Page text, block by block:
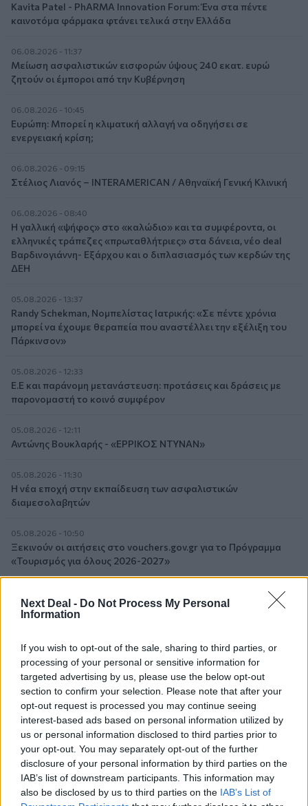
Next Deal - Do Not Process My Personal
Information
If you wish to opt-out of the sale, sharing to third parties, or
processing of your personal or sensitive information for
targeted advertising by us, please use the below opt-out
section to confirm your selection. Please note that after your
opt-out request is processed you may continue seeing
interest-based ads based on personal information utilized by
us or personal information disclosed to third parties prior to
your opt-out. You may separately opt-out of the further
disclosure of your personal information by third parties on the
IAB’s list of downstream participants. This information may
also be disclosed by us to third parties on the IAB’s List of
Kavita Patel - PhARMA Innovation Forum: Ένα στα πέντε
καινοτόμα φάρμακα φτάνει τελικά στην Ελλάδα
06.08.2026 - 11:37
Μείωση ασφαλιστικών εισφορών ύψους 240 εκατ. ευρώ
ζητούν οι έμποροι από την Κυβέρνηση
06.08.2026 - 10:45
Ευρώπη: Μπορεί η κλιματική αλλαγή να οδηγήσει σε
ενεργειακή κρίση;
06.08.2026 - 09:15
Στέλιος Λιανός – INTERAMERICAN / Αθηναϊκή Γενική Κλινική
06.08.2026 - 08:40
Η γαλλική «ψήφος» στο «καλώδιο» και τα συμφέροντα, οι
ελληνικές τράπεζες «πρωταθλήτριες» στα δάνεια, νέο deal
Βαρδινογιάννη- Εξάρχου και ο διπλασιασμός των κερδών της
ΔΕΗ
05.08.2026 - 13:37
Randy Schekman, Νομπελίστας Ιατρικής: «Σε πέντε χρόνια
μπορεί να έχουμε θεραπεία που αναστέλλει την εξέλιξη του
Πάρκινσον»
05.08.2026 - 12:33
Ε.Ε και παράνομη μετανάστευση: προτάσεις και δράσεις με
παρονομαστή το κοινό συμφέρον
05.08.2026 - 12:11
Αντώνης Βουκλαρής - «ΕΡΡΙΚΟΣ ΝΤΥΝΑΝ»
05.08.2026 - 11:30
Η νέα εποχή στην εκπαίδευση των ασφαλιστικών
διαμεσολαβητών
05.08.2026 - 10:50
Ξεκινούν οι αιτήσεις στο vouchers.gov.gr για το Πρόγραμμα
«Τουρισμός για όλους 2026-2027»
WWF: Περισσότερα από 180.000 στρέμματα καμένων
δασικών εκτάσεων στην Ελλάδα σε λίγες μόλις μέρες
05.08.2026 - 09:45
Η Ελλάδα που αντιστέκεται και επιμένει να μην ασφαλίζεται!
05.08.2026 - 09:20
Καλοκαιρινό ταξίδι: Οι 8 συμβουλές που αξίζει να δώσει κάθε
ασφαλιστής στους πελάτες του
05.08.2026 - 08:51
Το εκλογικό «καμπανάκι» της Goldman Sachs, η ισχυρή
πιστωτική επέκταση των ελληνικών τραπεζών, το «πάρτι»
στις αγορές, οι «κρυμμένες» αξίες της ΓΕΚ ΤΕΡΝΑ